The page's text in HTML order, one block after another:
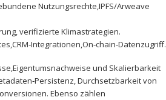
Nutzungsrechte,IPFS/Arweave
verifizierte Klimastrategien.
und Skalierbarkeit
Durchsetzbarkeit ‌von
Ebenso zählen